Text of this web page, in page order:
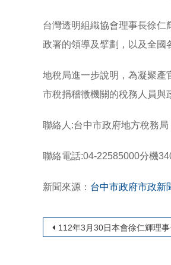
台灣透明組織協會理事長徐
政署的領導及擘劃，以及全國
地稅局進一步說明，為凝聚產
市稅捐稽徵機關的稅務人員與
聯絡人:台中市政府地方稅務局
聯絡電話:04-22585000分機
新聞來源： 台中市政府市政新
文章導覽
112年3月30日本會徐仁輝理事長受邀出席「陽光台中